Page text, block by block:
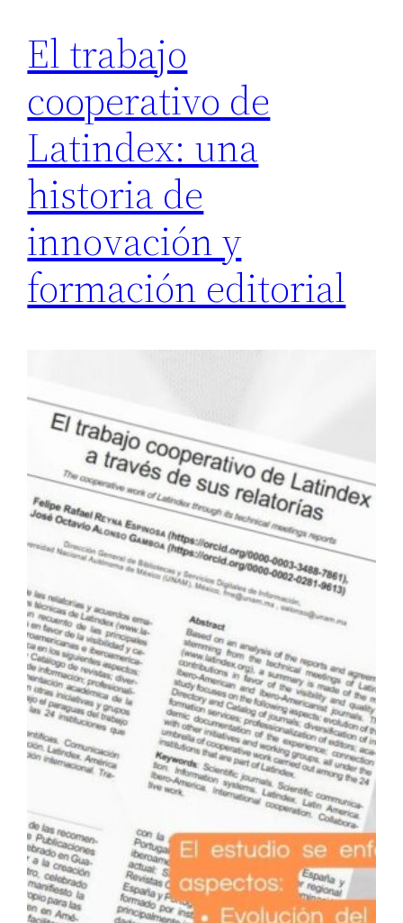
El trabajo
cooperativo de
Latindex: una
historia de
innovación y
formación editorial